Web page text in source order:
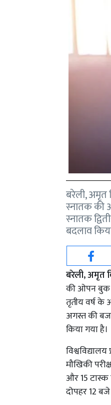
बरेली, अमृत
स्नातक की
स्नातक
बदलाव
बरेली, अमृत
की ओपन बुक
तृतीय वर्ष
अगस्त की
किया गया है।
मौखिकी
और 15 टास्क
दोपहर 12